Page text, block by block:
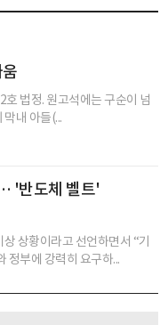
법정. 원고석에는 구순이 넘
내 아들(...
'반도체 벨트'
상황이라고 선언하면서 “기
정부에 강력히 요구하...